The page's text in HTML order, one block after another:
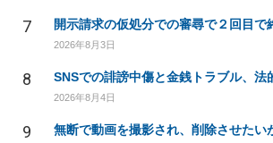
7
2026年8月3日
8 SNSでの誹謗中傷と金銭トラブル、法
2026年8月4日
9